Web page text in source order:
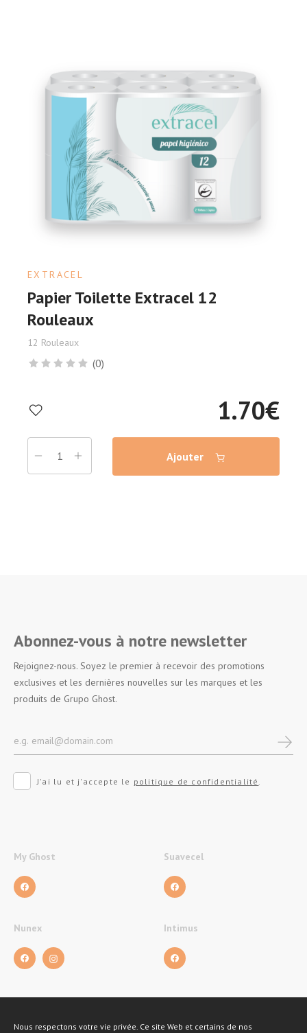
EXTRACEL
Papier Toilette Extracel 12
Rouleaux
12 Rouleaux
(0)
1.70€
Ajouter
Abonnez-vous à notre newsletter
Rejoignez-nous. Soyez le premier à recevoir des promotions
exclusives et les dernières nouvelles sur les marques et les
produits de Grupo Ghost.
J'ai lu et j'accepte le politique de confidentialité
My Ghost Suavecel
Nunex Intimus
Nous respectons votre vie privée. Ce site Web et certains de nos